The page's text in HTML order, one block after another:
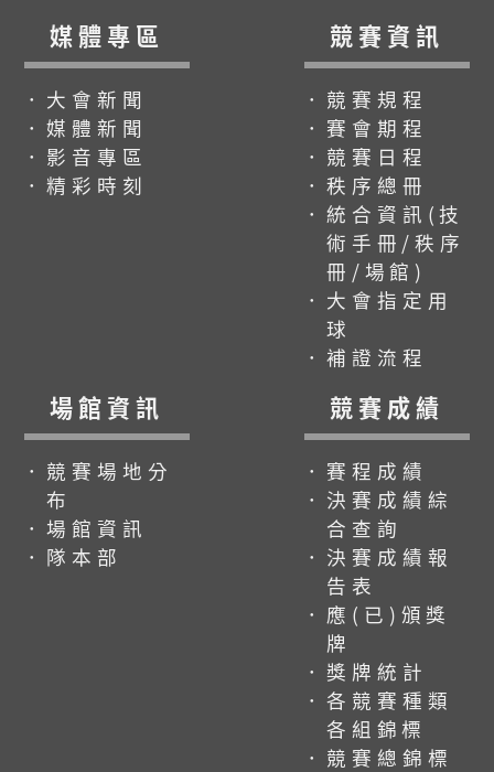
媒體專區
．大會新聞
．媒體新聞
．影音專區
．精彩時刻
競賽資訊
．競賽規程
．賽會期程
．競賽日程
．秩序總冊
．統合資訊(技
術手冊/秩序
冊/場館)
．大會指定用
球
．補證流程
場館資訊
．競賽場地分
布
．場館資訊
．隊本部
競賽成績
．賽程成績
．決賽成績綜
合查詢
．決賽成績報
告表
．應(已)頒獎
牌
．獎牌統計
．各競賽種類
各組錦標
．競賽總錦標